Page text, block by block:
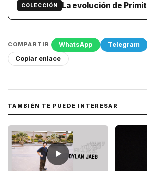
COLECCIÓN La evolución de
COMPARTIR WhatsApp Telegram
Copiar enlace
TAMBIÉN TE PUEDE INTERESAR
▶